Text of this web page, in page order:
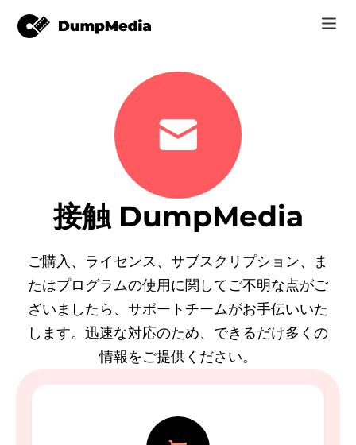
Spotify mp3へ
YouTubeミュージックから MP3
AppleMusicから MP3
アマゾンミュージックへ MP3
すのと MP3
サポート
会員登録
接触 DumpMedia
ご購入、ライセンス、サブスクリプション、ま
たはプログラムの使用に関してご不明な点がご
ざいましたら、サポートチームがお手伝いいた
します。迅速な対応のため、できるだけ多くの
情報をご提供ください。